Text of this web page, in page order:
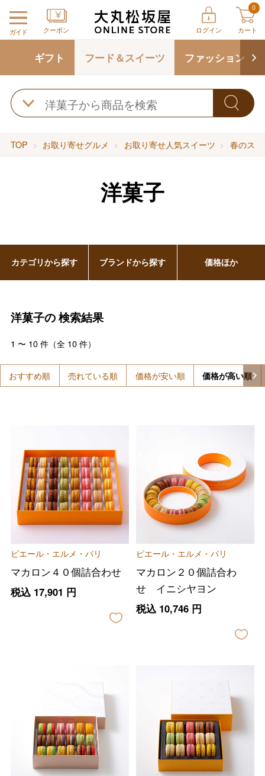
ガイド クーポン ログイン
0
カート
ギフト フード＆スイーツ ファッション
TOP お取り寄せグルメ お取り寄せ人気スイーツ 春のス
洋菓子
洋菓子の検索結果
1 〜 10件（全 10件）
おすすめ順 売れている順 価格が安い順 価格が高い順
ピエール・エルメ・パリ
マカロン４０個詰合わせ
税込 17,901 円
ピエール・エルメ・パリ
マカロン２０個詰合わ
せ イニシヤヨン
税込 10,746円
カテゴリから探す ブランドから探す 価格ほか